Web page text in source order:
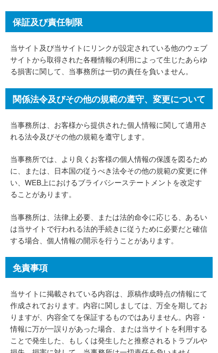
保証及び責任制限
当サイト及び当サイトにリンクが設定されている他のウェブ
サイトから取得された各種情報の利用によって生じたあらゆ
る損害に関して、当事務所は一切の責任を負いません。
関係法令及びその他の規範の遵守、変更について
当事務所は、お客様から提供された個人情報に関して適用さ
れる法令及びその他の規範を遵守します。
当事務所では、より良くお客様の個人情報の保護を図るため
に、または、日本国の従うべき法令その他の規範の変更に伴
い、WEB上におけるブライバシーステートメントを改定す
ることがあります。
当事務所は、法律上必要、または法的命令に応じる、あるい
は当サイトで行われる法的手続きに従うために必要だと確信
する場合、個人情報の開示を行うことがあります。
免責事項
当サイトに掲載されている内容は、原稿作成時点の情報にて
作成されております。内容に関しましては、万全を期してお
りますが、内容全てを保証するものではありません。内容・
情報に万が一誤りがあった場合、または当サイトを利用する
ことで発生した、もしくは発生したと推察されるトラブルや